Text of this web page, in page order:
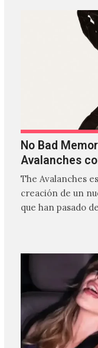
No Bad
Avalanches
The Avalanches
creación de un
que han pasado